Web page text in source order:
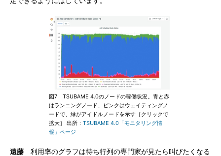
図7 TSUBAME 4.0のノードの稼働状況。青と赤
はランニングノード、ピンクはウェイティングノ
ードで、緑がアイドルノードを示す［クリックで
拡大］ 出所： TSUBAME 4.0「モニタリング情
報」ページ
遠藤 利用率のグラフは待ち行列の専門家が見たら叫びたくなる